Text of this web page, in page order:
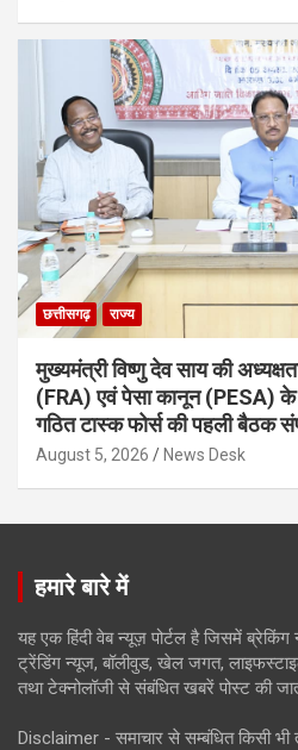
छत्तीसगढ़ राज्य
मुख्यमंत्री विष्णु देव साय की
(FRA) एवं पेसा कानून (PESA) के
गठित टास्क फोर्स की पहली बैठक
August 5, 2026 News Desk
हमारे बारे में
यह एक हिंदी वेब न्यूज़ पोर्टल है जिसमें
ट्रेंडिंग न्यूज, बॉलीवुड, खेल जगत,
तथा टेक्नोलॉजी से संबंधित खबरें पोस्ट की
Disclaimer - समाचार से सम्बंधित किसी